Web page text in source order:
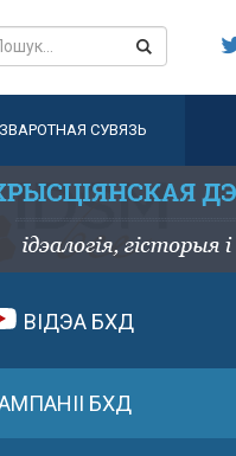
ЗВАРОТНАЯ СУВЯЗЬ
ВІДЭА БХД
БХД